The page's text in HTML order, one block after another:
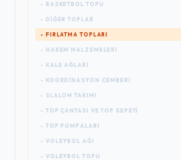
- BASKETBOL TOPU
- DIĞER TOPLAR
- FIRLATMA TOPLARI
- HAKEM MALZEMELERI
- KALE AĞLARI
- KOORDINASYON CEMBERI
- SLALOM TAKIMI
- TOP ÇANTASI VE TOP SEPETI
- TOP POMPALARI
- VOLEYBOL AĞI
- VOLEYBOL TOPU